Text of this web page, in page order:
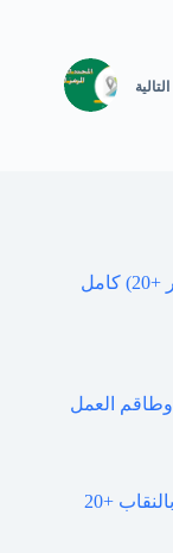
التالية
مقطع انطونيو سليمان مع 5 بنات أجنبيات (للكبار +20) كامل
“للكيار فقط” فيلم انطونيو سليمان مع سعودية بالنقاب +20